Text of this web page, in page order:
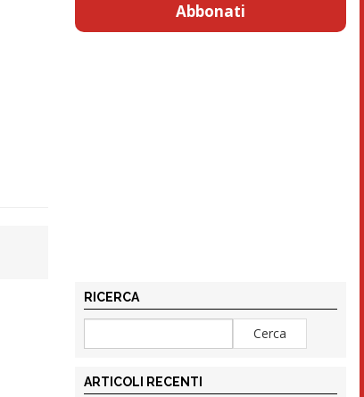
Abbonati
RICERCA
ARTICOLI RECENTI